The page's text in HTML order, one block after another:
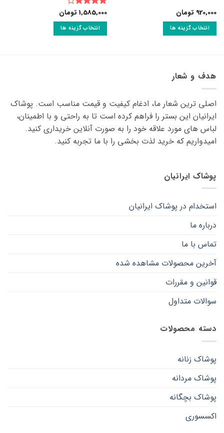
920,000 تومان
انتخاب گزینه ها
انواع
مختلفی
می
باشد.
گزینه
ها
ممکن
است
محصول
انتخاب
نمره4
از 5
1,585,000 تومان
انتخاب گزینه ها
باشد.
گزینه
ممکن
است
هدف و شعار
اصلی ترین شعار ما، ادغام کیفیت و قیمت مناسب است. پوشاک
ایرانیان این بستر را فراهم کرده است تا به راحتی و با اطمینان،
لباس های مورد علاقه ‌خود را به صورت آنلاین خریداری کنید.
امیدواریم که خرید لذت ‌بخشی را با ما تجربه کنید.
پوشاک ایرانیان
استخدام در پوشاک ایرانیان
درباره ما
تماس با ما
آخرین محصولات مشاهده شده
قوانین و مقررات
سوالات متداول
دسته محصولات
پوشاک زنانه
پوشاک مردانه
پوشاک بچگانه
اکسسوری